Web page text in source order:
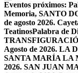
Eventos próximos:
Memoria, SANTO
de agosto 2026.
TeatinosPalabra de
Agosto de 2026.
SANTA MARÍA LA
2026. SAN JUAN